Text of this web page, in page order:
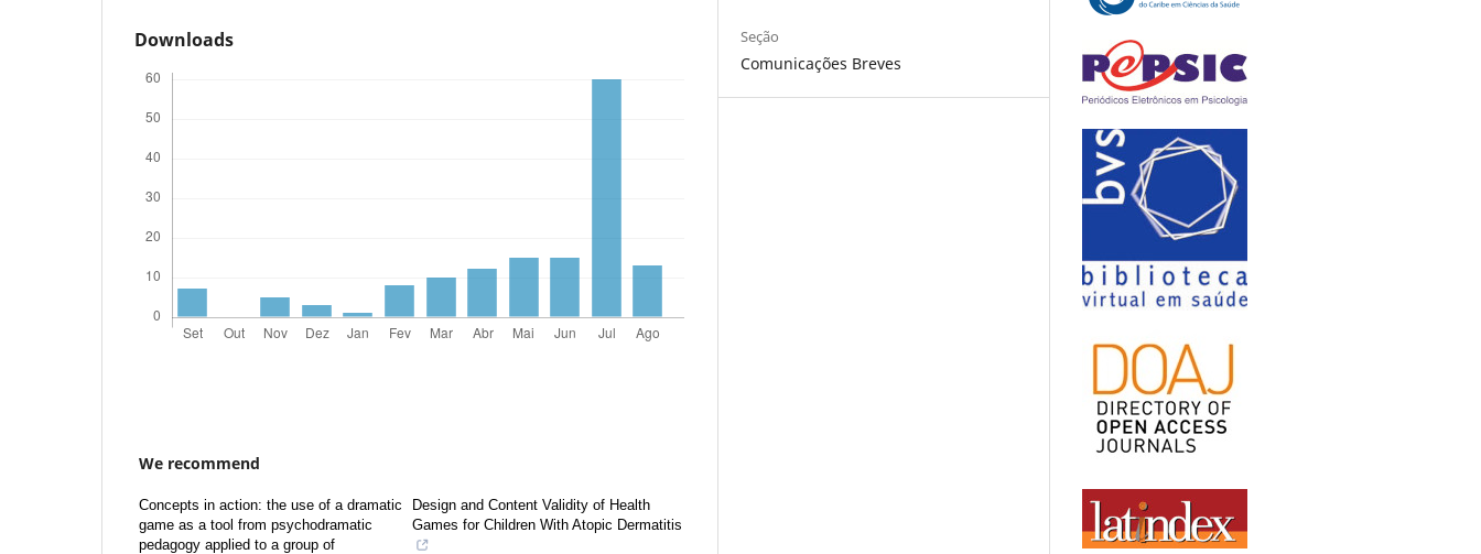
Downloads
We recommend
Concepts in action: the use of a dramatic
game as a tool from psychodramatic
pedagogy applied to a group of
Design and Content Validity of Health
Games for Children With Atopic Dermatitis
Seção
Comunicações Breves